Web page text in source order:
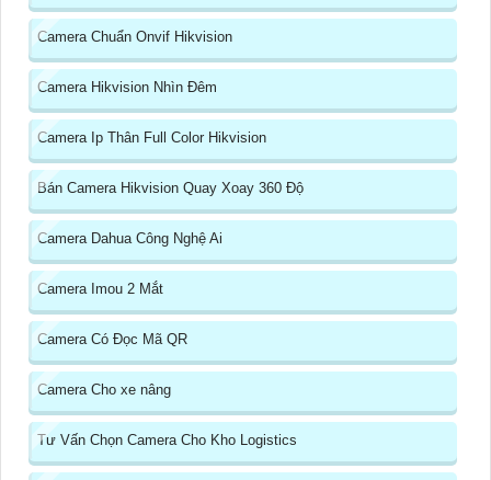
Camera Chuẩn Onvif Hikvision
Camera Hikvision Nhìn Đêm
Camera Ip Thân Full Color Hikvision
Bán Camera Hikvision Quay Xoay 360 Độ
Camera Dahua Công Nghệ Ai
Camera Imou 2 Mắt
Camera Có Đọc Mã QR
Camera Cho xe nâng
Tư Vấn Chọn Camera Cho Kho Logistics